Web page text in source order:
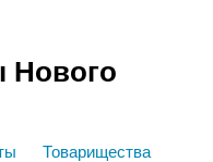
Нового
Товарищества